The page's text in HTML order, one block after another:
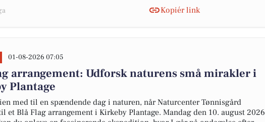
Kopiér link
01-08-2026 07:05
arrangement: Udforsk naturens små mirakler i
Plantage
med til en spændende dag i naturen, når Naturcenter Tønnisgård
et Blå Flag arrangement i Kirkeby Plantage. Mandag den 10. august 2026